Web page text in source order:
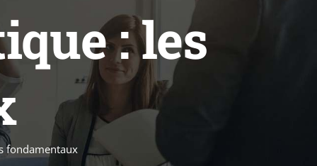
: les
fondamentaux